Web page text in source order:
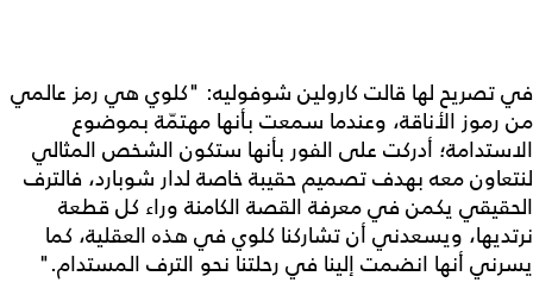
في تصريح لها قالت كارولين شوفوليه: "كلوي هي رمز عالمي
من رموز الأناقة، وعندما سمعت بأنها مهتمّة بموضوع
الاستدامة؛ أدركت على الفور بأنها ستكون الشخص المثالي
لنتعاون معه بهدف تصميم حقيبة خاصة لدار شوبارد، فالترف
الحقيقي يكمن في معرفة القصة الكامنة وراء كل قطعة
نرتديها، ويسعدني أن تشاركنا كلوي في هذه العقلية، كما
يسرني أنها انضمت إلينا في رحلتنا نحو الترف المستدام."